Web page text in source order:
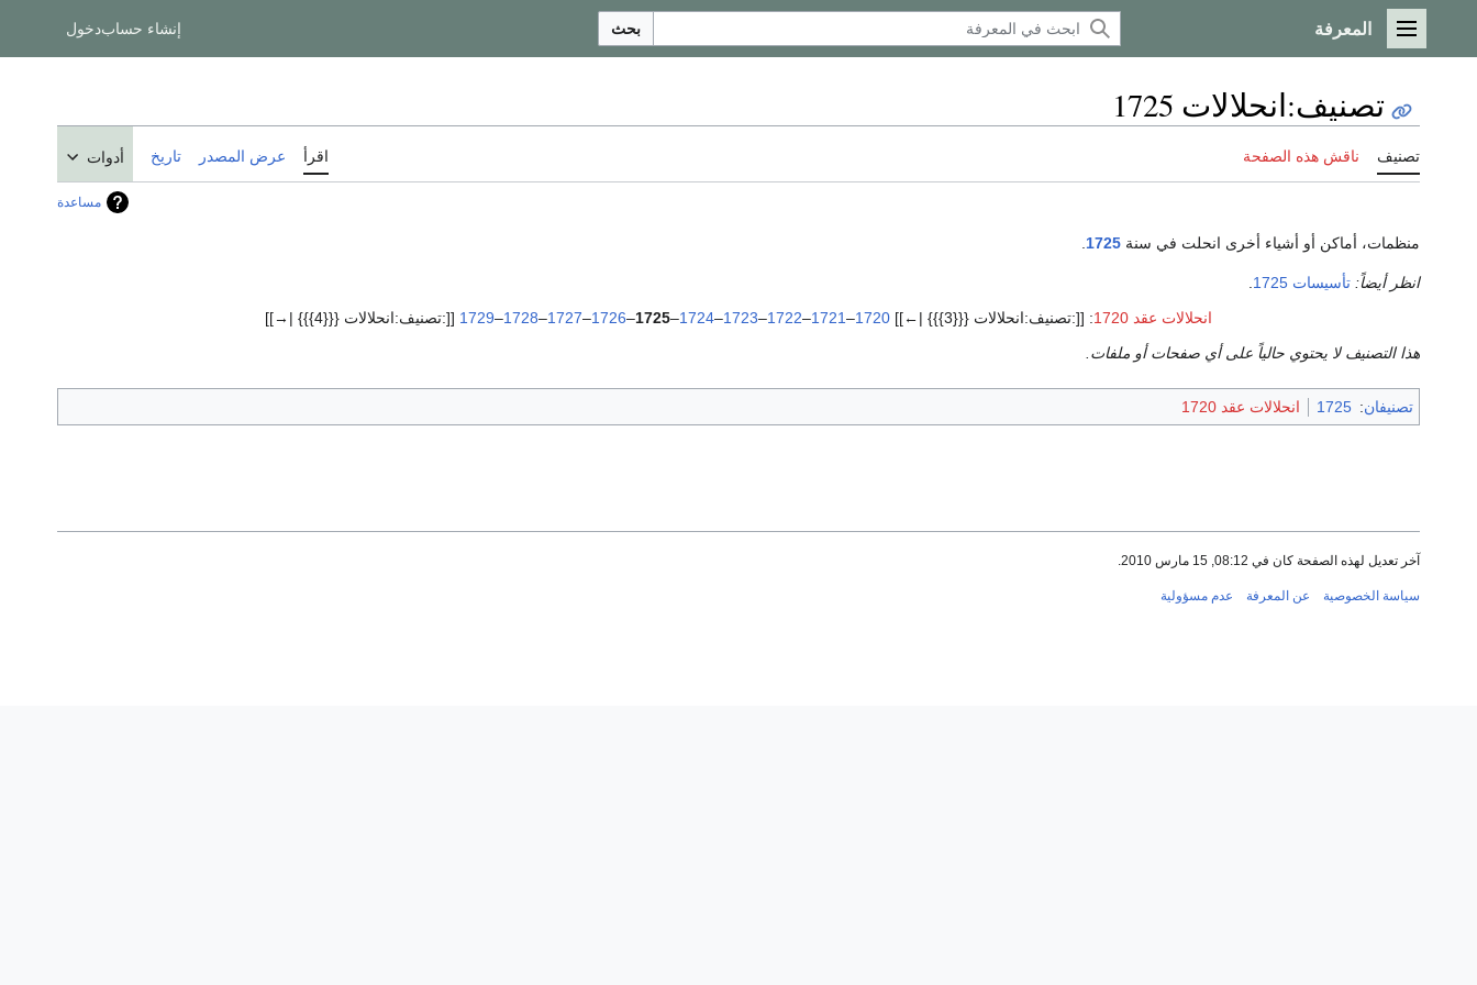
القائمة الرئيسية
المعرفة بحث إنشاء حسابدخول
تصنيف:انحلالات 1725
تصنيف ناقش هذه الصفحة اقرأ عرض المصدر تاريخ أدوات
مساعدة
منظمات، أماكن أو أشياء أخرى انحلت في سنة 1725
انظر أيضاً: تأسيسات 1725
انحلالات عقد 1720
: [[:تصنيف:انحلالات {{{3}}} |←]] 1720
–
1721
–
1722
–
1723
–
1724
–
1725
–
1726
–
1727
–
1728
–
1729 [[:تصنيف:انحلالات {{{4}}} |→]]
هذا التصنيف لا يحتوي حالياً على أي صفحات أو ملفات.
تصنيفان:
1725 انحلالات عقد 1720
آخر تعديل لهذه الصفحة كان في 08:12, 15 مارس 2010.
سياسة الخصوصية عن المعرفة عدم مسؤولية